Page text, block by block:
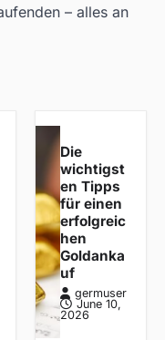
– alles an
Die
wichtigst
en Tipps
für einen
erfolgreic
hen
Goldanka
uf
germuser
June 10,
2026